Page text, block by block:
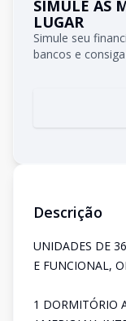
SIMULE AS
LUGAR
Simule seu
bancos e
Descrição
UNIDADES DE
E FUNCIONAL,
1 DORMITÓRIO